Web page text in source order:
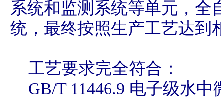
系统和监测系统等单元，全
统，最终按照生产工艺达到
工艺要求完全符合：
GB/T 11446.9 电子级水中